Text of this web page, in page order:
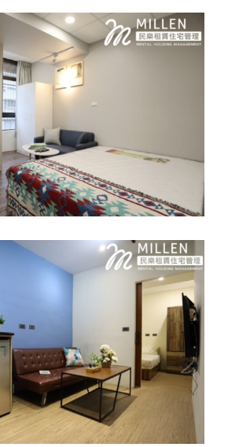
文路套房C-月租7300元
已出租-龜山區萬壽二套房
D-月租9800元